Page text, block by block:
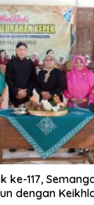
ke-117,
dengan